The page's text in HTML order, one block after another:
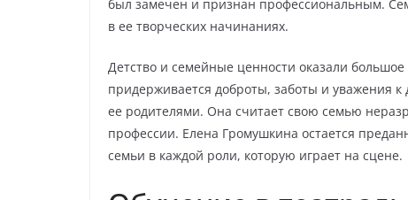
был замечен и признан профессиональным.
в ее творческих начинаниях.
Детство и семейные ценности оказали
придерживается доброты, заботы и уважения
ее родителями. Она считает свою семью
профессии. Елена Громушкина остается
семьи в каждой роли, которую играет на сцене.